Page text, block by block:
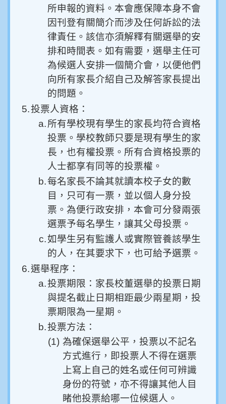
所申報的資料。本會應保障本身不會
因刊登有關簡介而涉及任何訴訟的法
律責任。該信亦須解釋有關選舉的安
排和時間表。如有需要，選舉主任可
為候選人安排一個簡介會，以便他們
向所有家長介紹自己及解答家長提出
的問題。
5.投票人資格：
a.所有學校現有學生的家長均符合資格
投票。學校教師只要是現有學生的家
長，也有權投票。所有合資格投票的
人士都享有同等的投票權。
b.每名家長不論其就讀本校子女的數
目，只可有一票，並以個人身分投
票。為便行政安排，本會可分發兩張
選票予每名學生，讓其父母投票。
c.如學生另有監護人或實際管養該學生
的人，在其要求下，也可給予選票。
6.選舉程序：
a.投票期限：家長校董選舉的投票日期
與提名截止日期相距最少兩星期，投
票期限為一星期。
b.投票方法：
(1) 為確保選舉公平，投票以不記名
方式進行，即投票人不得在選票
上寫上自己的姓名或任何可辨識
身份的符號，亦不得讓其他人目
睹他投票給哪一位候選人。